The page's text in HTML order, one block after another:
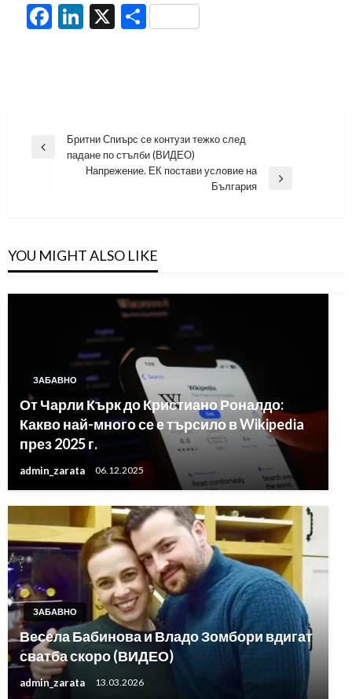
Facebook
LinkedIn
X Share
Навигация
Previous
Бритни Спиърс се контузи тежко след
падане по стълби (ВИДЕО)
Напрежение. ЕК постави условие на
България
YOU MIGHT ALSO LIKE
ЗАБАВНО
От Чарли Кърк до Кристиано Роналдо:
Какво най-много се е търсило в Wikipedia
през 2025 г.
admin_zarata 06.12.2025
ЗАБАВНО
Весела Бабинова и Владо Зомбори вдигат
сватба скоро (ВИДЕО)
admin_zarata 13.03.2026